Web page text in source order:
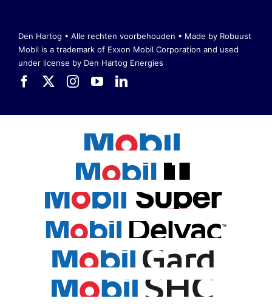
Den Hartog • Alle rechten voorbehouden • Made by Robuust
Mobil is a trademark of Exxon Mobil Corporation and used
under license by Den Hartog Energies